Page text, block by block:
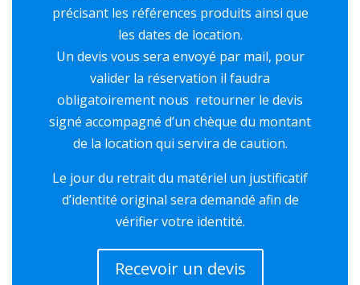
précisant les références produits ainsi que
les dates de location.
Un devis vous sera envoyé par mail, pour
valider la réservation il faudra
obligatoirement nous retourner le devis
signé accompagné d’un chèque du montant
de la location qui servira de caution.
Le jour du retrait du matériel un justificatif
d’identité original sera demandé afin de
vérifier votre identité.
Recevoir un devis